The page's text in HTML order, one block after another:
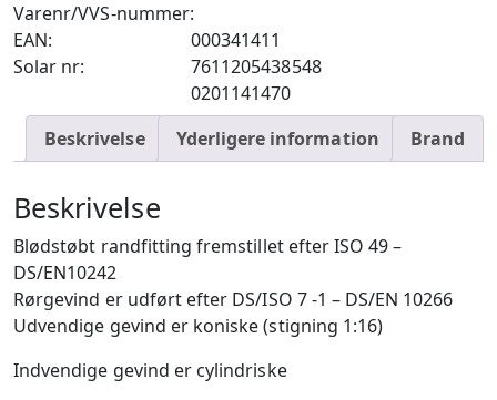
Varenr/VVS-nummer:
000341411
EAN:
7611205438548
Solar nr:
0201141470
Beskrivelse
Yderligere information Brand
Beskrivelse
Blødstøbt randfitting fremstillet efter ISO 49 –
DS/EN10242
Rørgevind er udført efter DS/ISO 7 -1 – DS/EN 10266
Udvendige gevind er koniske (stigning 1:16)
Indvendige gevind er cylindriske